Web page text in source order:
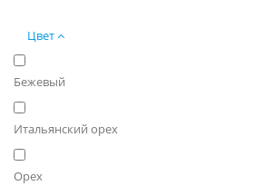
Цвет
Бежевый
Итальянский орех
Орех